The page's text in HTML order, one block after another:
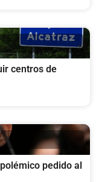
centros de
pedido al